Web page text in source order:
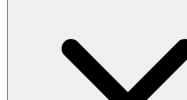
твой»). В Ияре
Омер и Йом
продолжается весь